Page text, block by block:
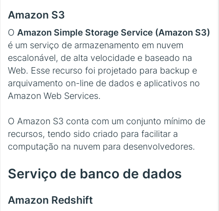
Amazon S3
O Amazon Simple Storage Service (Amazon S3)
é um serviço de armazenamento em nuvem
escalonável, de alta velocidade e baseado na
Web. Esse recurso foi projetado para backup e
arquivamento on-line de dados e aplicativos no
Amazon Web Services.
O Amazon S3 conta com um conjunto mínimo de
recursos, tendo sido criado para facilitar a
computação na nuvem para desenvolvedores.
Serviço de banco de dados
Amazon Redshift